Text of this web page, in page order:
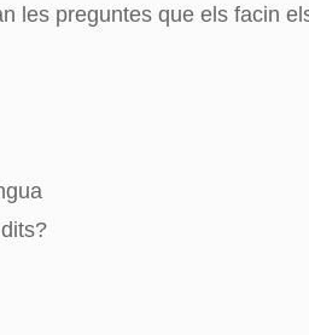
les preguntes que els facin